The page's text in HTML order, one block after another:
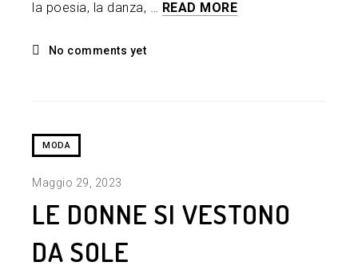
la poesia, la danza, … READ MORE
No comments yet
MODA
Maggio 29, 2023
LE DONNE SI VESTONO
DA SOLE